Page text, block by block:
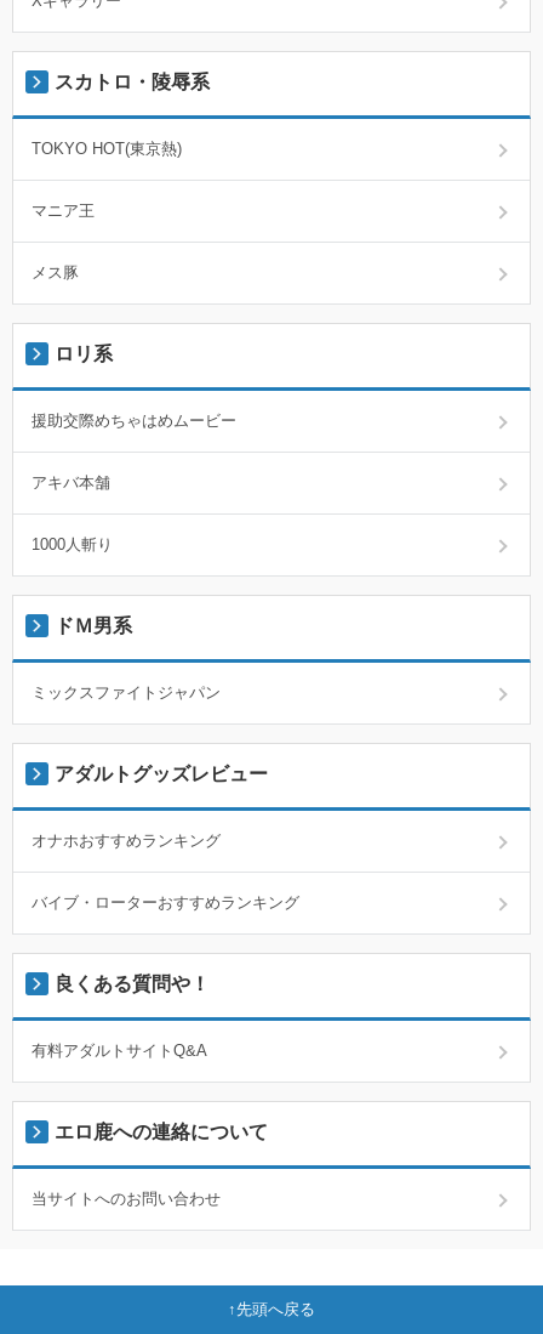
スカトロ・陵辱系
TOKYO HOT(東京熱)
マニア王
メス豚
ロリ系
援助交際めちゃはめムービー
アキバ本舗
1000人斬り
ドＭ男系
ミックスファイトジャパン
アダルトグッズレビュー
オナホおすすめランキング
バイブ・ローターおすすめランキング
良くある質問や！
有料アダルトサイトQ&A
エロ鹿への連絡について
当サイトへのお問い合わせ
先頭へ戻る